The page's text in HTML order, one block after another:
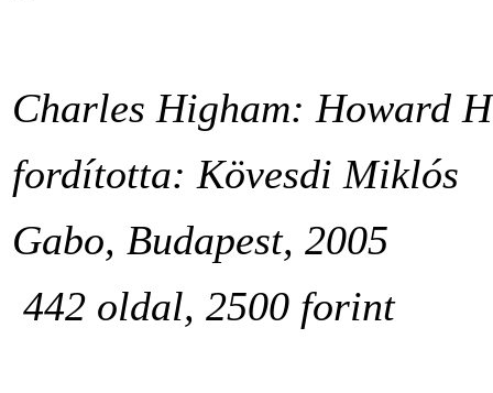
Charles Higham: Howard
fordította: Kövesdi Miklós
Gabo, Budapest, 2005
442 oldal, 2500 forint